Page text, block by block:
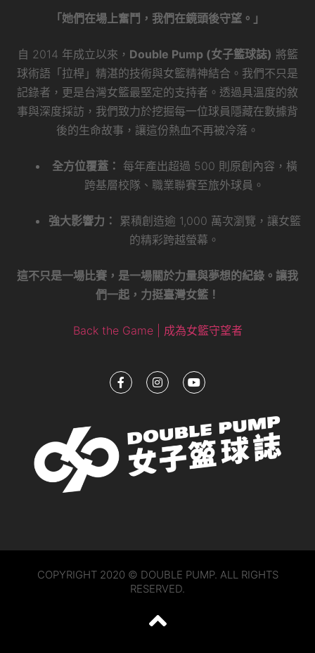
「她們在場上奮鬥，我們在鏡頭後守望。」
自 2014 年成立以來， Double Pump (女子籃球誌) 將籃
球術語「拉桿」精湛的技術與女籃精神結合。我們不只是
記錄者，更是台灣女籃最堅定的支持者。透過具溫度的敘
事與深度採訪，我們致力於挖掘每一位球員隱藏在數據背
後的生命故事，讓這份熱血不再被冷落。
全方位覆蓋： 每年產出超過 500 則原創內容，橫
跨基層校隊、職業聯賽至旅外球員。
強大影響力：
累積創造逾 1,000 萬次瀏覽，讓女籃
的精彩跨越螢幕。
這不只是一場比賽，是一場關於力量與夢想的紀錄。讓我
們一起，力挺臺灣女籃！
Back the Game | 成為女籃守望者
COPYRIGHT 2020 © DOUBLE PUMP. ALL RIGHTS
RESERVED.